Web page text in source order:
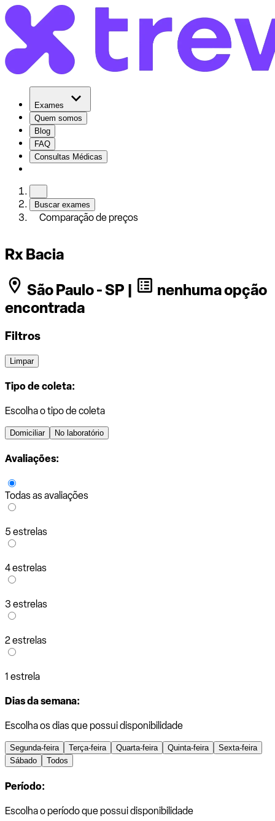
Exames
Quem somos
Blog
FAQ
Consultas Médicas
Buscar exames
Comparação de preços
Rx Bacia
São Paulo - SP |
nenhuma opção
encontrada
Filtros
Limpar
Tipo de coleta:
Escolha o tipo de coleta
Domiciliar No laboratório
Avaliações:
Todas as avaliações
5 estrelas
4 estrelas
3 estrelas
2 estrelas
1 estrela
Dias da semana:
Escolha os dias que possui disponibilidade
Segunda-feira Terça-feira Quarta-feira Quinta-feira
Sexta-feira
Sábado
Todos
Período:
Escolha o período que possui disponibilidade